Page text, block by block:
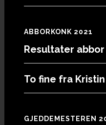
ABBORKONK 2021
Resultater abbor
To fine fra Kristin
GJEDDEMESTEREN